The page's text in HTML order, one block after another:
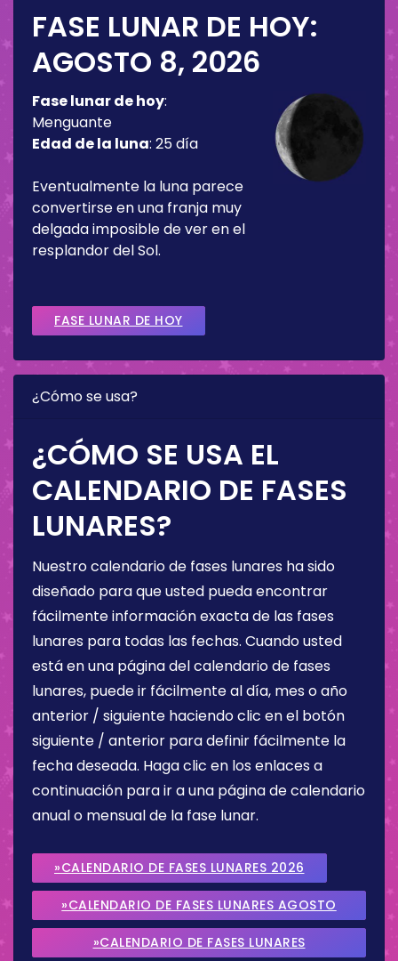
FASE LUNAR DE HOY:
AGOSTO 8, 2026
Fase lunar de hoy:
Menguante
Edad de la luna: 25 día
Eventualmente la luna parece
convertirse en una franja muy
delgada imposible de ver en el
resplandor del Sol.
FASE LUNAR DE HOY
¿Cómo se usa?
¿CÓMO SE USA EL
CALENDARIO DE FASES
LUNARES?
Nuestro calendario de fases lunares ha sido
diseñado para que usted pueda encontrar
fácilmente información exacta de las fases
lunares para todas las fechas. Cuando usted
está en una página del calendario de fases
lunares, puede ir fácilmente al día, mes o año
anterior / siguiente haciendo clic en el botón
siguiente / anterior para definir fácilmente la
fecha deseada. Haga clic en los enlaces a
continuación para ir a una página de calendario
anual o mensual de la fase lunar.
»CALENDARIO DE FASES LUNARES 2026
»CALENDARIO DE FASES LUNARES AGOSTO
2026
»CALENDARIO DE FASES LUNARES